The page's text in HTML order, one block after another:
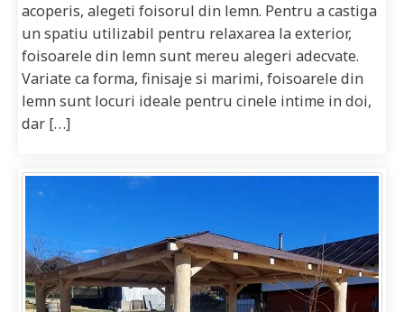
acoperis, alegeti foisorul din lemn. Pentru a castiga
un spatiu utilizabil pentru relaxarea la exterior,
foisoarele din lemn sunt mereu alegeri adecvate.
Variate ca forma, finisaje si marimi, foisoarele din
lemn sunt locuri ideale pentru cinele intime in doi,
dar […]